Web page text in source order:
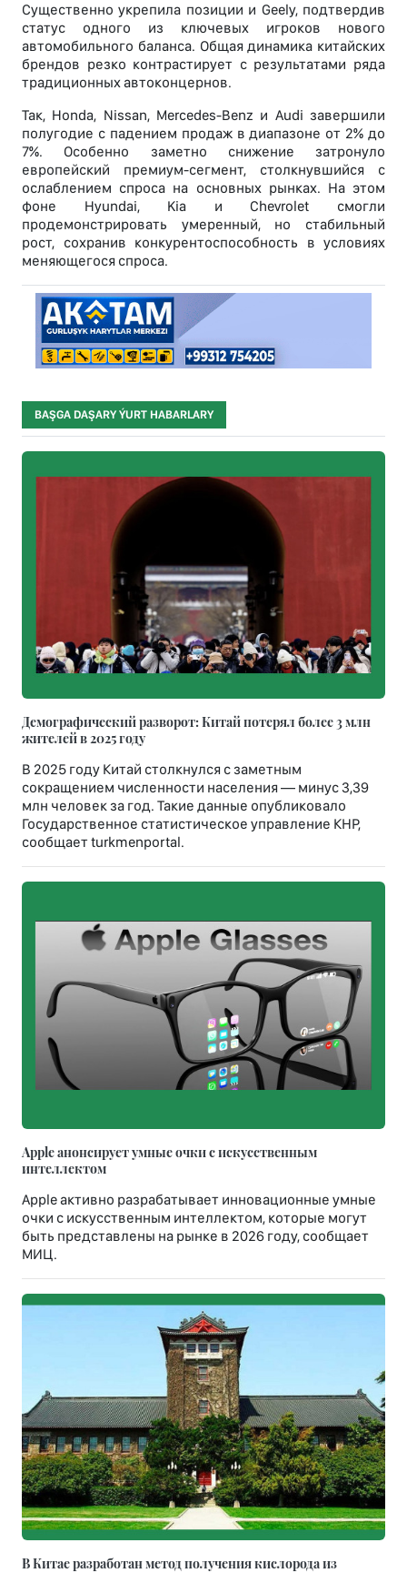
Существенно укрепила позиции и Geely, подтвердив
статус одного из ключевых игроков нового
автомобильного баланса. Общая динамика китайских
брендов резко контрастирует с результатами ряда
традиционных автоконцернов.
Так, Honda, Nissan, Mercedes-Benz и Audi завершили
полугодие с падением продаж в диапазоне от 2% до
7%. Особенно заметно снижение затронуло
европейский премиум-сегмент, столкнувшийся с
ослаблением спроса на основных рынках. На этом
фоне Hyundai, Kia и Chevrolet смогли
продемонстрировать умеренный, но стабильный
рост, сохранив конкурентоспособность в условиях
меняющегося спроса.
BAŞGA DAŞARY ÝURT HABARLARY
Демографический разворот: Китай потерял более 3 млн
жителей в 2025 году
В 2025 году Китай столкнулся с заметным
сокращением численности населения — минус 3,39
млн человек за год. Такие данные опубликовало
Государственное статистическое управление КНР,
сообщает turkmenportal.
Apple анонсирует умные очки с искусственным
интеллектом
Apple активно разрабатывает инновационные умные
очки с искусственным интеллектом, которые могут
быть представлены на рынке в 2026 году, сообщает
МИЦ.
В Китае разработан метод получения кислорода из